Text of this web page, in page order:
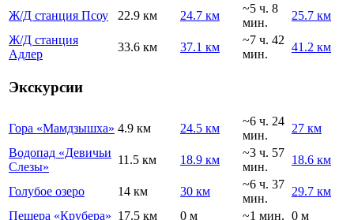
Ж/Д станция Псоу 22.9 км 24.7 км
~5 ч. 8
мин.
25.7 км
Ж/Д станция
Адлер
33.6 км 37.1 км
~7 ч. 42
мин.
41.2 км
Экскурсии
Гора «Мамдзышха» 4.9 км 24.5 км
~6 ч. 24
мин.
27 км
Водопад «Девичьи
Слезы»
11.5 км 18.9 км
~3 ч. 57
мин.
18.6 км
Голубое озеро 14 км 30 км
~6 ч. 37
мин.
29.7 км
Пещера «Крубера» 17.5 км 0 м ~1 мин. 0 м